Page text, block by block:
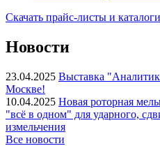
Скачать прайс-листы и каталоги
Новости
23.04.2025 Выставка
Москве!
10.04.2025 Новая роторная
"всё в одном" для ударного,
измельчения
Все новости